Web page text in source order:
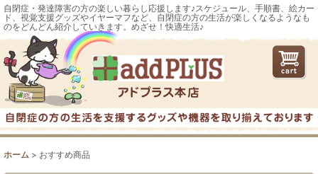
自閉症・発達障害の方の楽しい暮らし応援します♪スケジュール、手順書、絵カー
ド、視覚支援グッズやイヤーマフなど、自閉症の方の生活が楽しくなるようなも
のをどんどん紹介していきます。めざせ！快適生活♪
ホーム > おすすめ商品